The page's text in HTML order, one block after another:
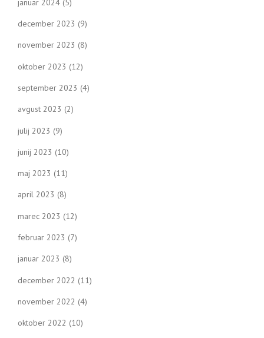
januar 2024 (5)
december 2023 (9)
november 2023 (8)
oktober 2023 (12)
september 2023 (4)
avgust 2023 (2)
julij 2023 (9)
junij 2023 (10)
maj 2023 (11)
april 2023 (8)
marec 2023 (12)
februar 2023 (7)
januar 2023 (8)
december 2022 (11)
november 2022 (4)
oktober 2022 (10)